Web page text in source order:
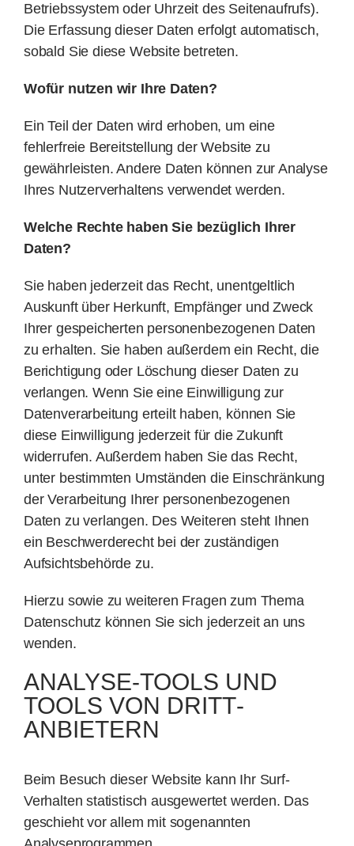
Betriebssystem oder Uhrzeit des Seitenaufrufs).
Die Erfassung dieser Daten erfolgt automatisch,
sobald Sie diese Website betreten.
Wofür nutzen wir Ihre Daten?
Ein Teil der Daten wird erhoben, um eine
fehlerfreie Bereitstellung der Website zu
gewährleisten. Andere Daten können zur Analyse
Ihres Nutzerverhaltens verwendet werden.
Welche Rechte haben Sie bezüglich Ihrer
Daten?
Sie haben jederzeit das Recht, unentgeltlich
Auskunft über Herkunft, Empfänger und Zweck
Ihrer gespeicherten personenbezogenen Daten
zu erhalten. Sie haben außerdem ein Recht, die
Berichtigung oder Löschung dieser Daten zu
verlangen. Wenn Sie eine Einwilligung zur
Datenverarbeitung erteilt haben, können Sie
diese Einwilligung jederzeit für die Zukunft
widerrufen. Außerdem haben Sie das Recht,
unter bestimmten Umständen die Einschränkung
der Verarbeitung Ihrer personenbezogenen
Daten zu verlangen. Des Weiteren steht Ihnen
ein Beschwerderecht bei der zuständigen
Aufsichtsbehörde zu.
Hierzu sowie zu weiteren Fragen zum Thema
Datenschutz können Sie sich jederzeit an uns
wenden.
ANALYSE-TOOLS UND
TOOLS VON DRITT­
ANBIETERN
Beim Besuch dieser Website kann Ihr Surf-
Verhalten statistisch ausgewertet werden. Das
geschieht vor allem mit sogenannten